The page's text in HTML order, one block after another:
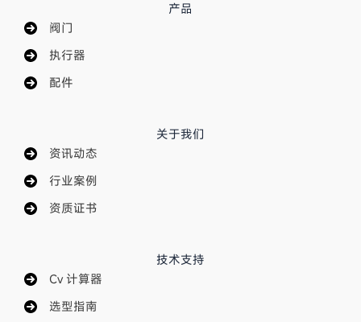
产品
阀门
执行器
配件
关于我们
资讯动态
行业案例
资质证书
技术支持
Cv 计算器
选型指南